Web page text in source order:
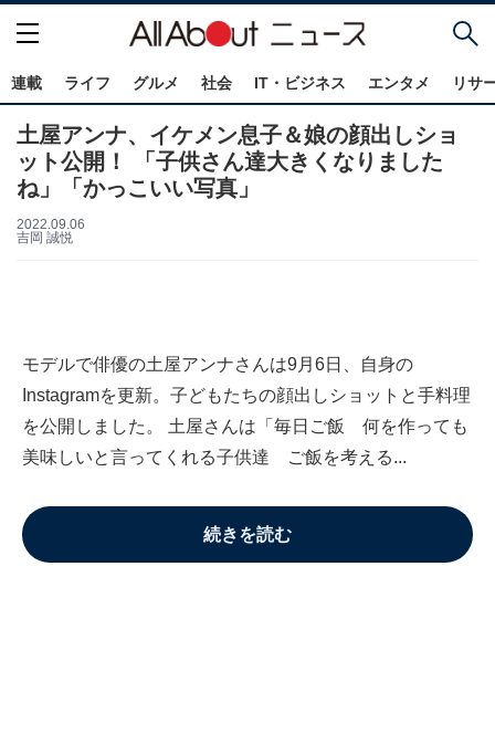
連載 ライフ グルメ 社会 IT・ビジネス エンタメ リサ
土屋アンナ、イケメン息子＆娘の顔出しショ
ット公開！ 「子供さん達大きくなりました
ね」「かっこいい写真」
2022.09.06
吉岡 誠悦
モデルで俳優の土屋アンナさんは9月6日、自身の
Instagramを更新。子どもたちの顔出しショットと手料理
を公開しました。 土屋さんは「毎日ご飯 何を作っても
美味しいと言ってくれる子供達 ご飯を考える...
続きを読む